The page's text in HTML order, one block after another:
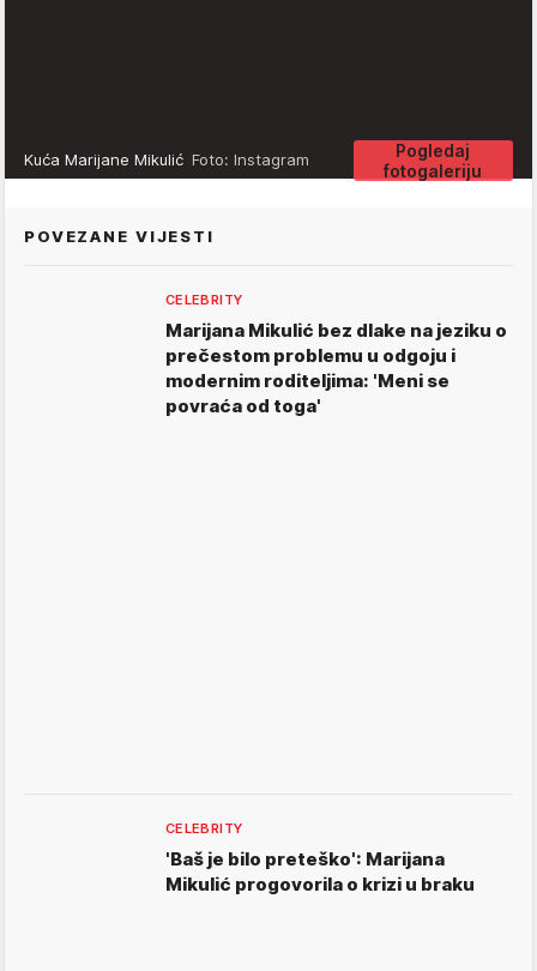
Pogledaj
fotogaleriju
Kuća Marijane Mikulić Foto: Instagram
POVEZANE VIJESTI
CELEBRITY
Marijana Mikulić bez dlake na jeziku o
prečestom problemu u odgoju i
modernim roditeljima: 'Meni se
povraća od toga'
CELEBRITY
'Baš je bilo preteško': Marijana
Mikulić progovorila o krizi u braku